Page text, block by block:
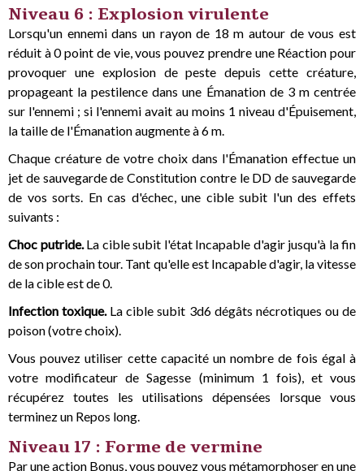
Niveau 6 : Explosion virulente
Lorsqu'un ennemi dans un rayon de 18 m autour de vous est
réduit à 0 point de vie, vous pouvez prendre une Réaction pour
provoquer une explosion de peste depuis cette créature,
propageant la pestilence dans une Émanation de 3 m centrée
sur l'ennemi ; si l'ennemi avait au moins 1 niveau d'Épuisement,
la taille de l'Émanation augmente à 6 m.
Chaque créature de votre choix dans l'Émanation effectue un
jet de sauvegarde de Constitution contre le DD de sauvegarde
de vos sorts. En cas d'échec, une cible subit l'un des effets
suivants :
Choc putride.La cible subit l'état Incapable d'agir jusqu'à la fin
de son prochain tour. Tant qu'elle est Incapable d'agir, la vitesse
de la cible est de 0.
Infection toxique.La cible subit 3d6 dégâts nécrotiques ou de
poison (votre choix).
Vous pouvez utiliser cette capacité un nombre de fois égal à
votre modificateur de Sagesse (minimum 1 fois), et vous
récupérez toutes les utilisations dépensées lorsque vous
terminez un Repos long.
Niveau 17 : Forme de vermine
Par une action Bonus, vous pouvez vous métamorphoser en une